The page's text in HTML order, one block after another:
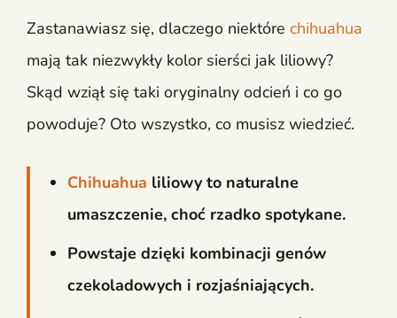
Zastanawiasz się, dlaczego niektóre chihuahua
mają tak niezwykły kolor sierści jak liliowy?
Skąd wziął się taki oryginalny odcień i co go
powoduje? Oto wszystko, co musisz wiedzieć.
Chihuahua liliowy to naturalne
umaszczenie, choć rzadko spotykane.
Powstaje dzięki kombinacji genów
czekoladowych i rozjaśniających.